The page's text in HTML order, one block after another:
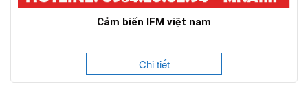
Cảm biến IFM việt nam
Chi tiết